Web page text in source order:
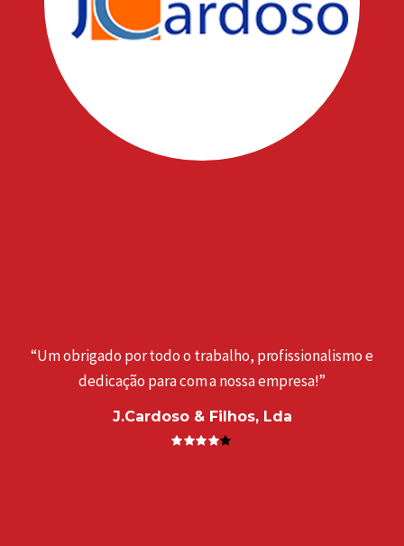
“Um obrigado por todo o trabalho, profissionalismo e
dedicação para com a nossa empresa!”
J.Cardoso & Filhos, Lda